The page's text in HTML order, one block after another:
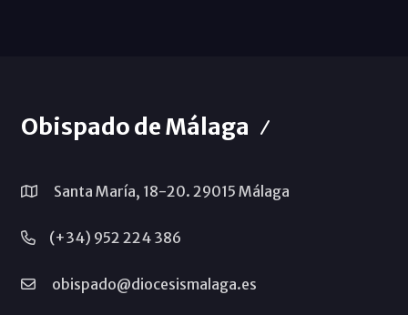
Obispado de Málaga
Santa María, 18-20. 29015 Málaga
(+34) 952 224 386
obispado@diocesismalaga.es